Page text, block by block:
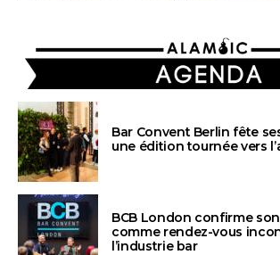
AGENDA
Bar Convent Berlin fête
une édition tournée vers
BCB London confirme
comme rendez-vous
l’industrie bar